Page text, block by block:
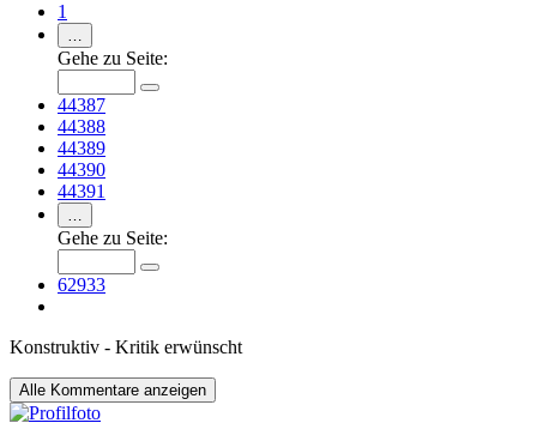
1
…
Gehe zu Seite:
44387
44388
44389
44390
44391
…
Gehe zu Seite:
62933
Konstruktiv - Kritik erwünscht
Alle Kommentare anzeigen